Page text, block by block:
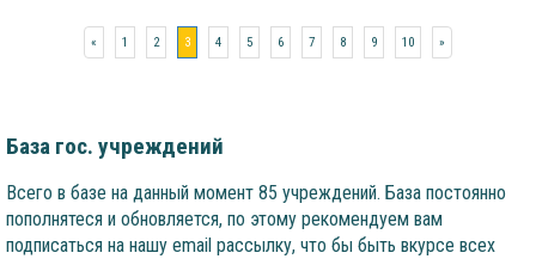
« 1 2 3 4 5 6 7 8 9 10 »
База гос. учреждений
Всего в базе на данный момент 85 учреждений. База постоянно
пополнятеся и обновляется, по этому рекомендуем вам
подписаться на нашу email рассылку, что бы быть вкурсе всех